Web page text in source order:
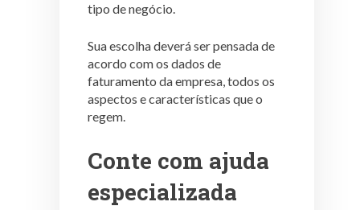
tipo de negócio.
Sua escolha deverá ser pensada de
acordo com os dados de
faturamento da empresa, todos os
aspectos e características que o
regem.
Conte com ajuda
especializada